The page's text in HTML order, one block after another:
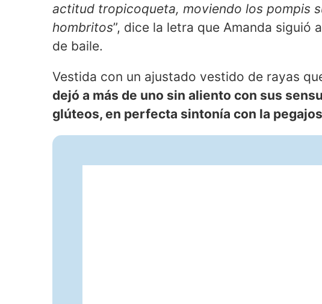
actitud tropicoqueta, moviendo los pompis
hombritos”, dice la letra que Amanda siguió
de baile.
Vestida con un ajustado vestido de rayas
dejó a más de uno sin aliento con sus
glúteos, en perfecta sintonía con la